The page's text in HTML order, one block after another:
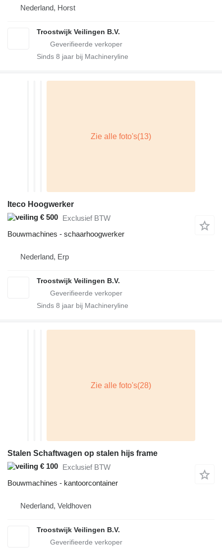
Nederland, Horst
Troostwijk Veilingen B.V.
Sinds 8 jaar bij Machineryline
Iteco Hoogwerker
€ 500 Exclusief BTW
Bouwmachines - schaarhoogwerker
Nederland, Erp
Troostwijk Veilingen B.V.
Sinds 8 jaar bij Machineryline
Stalen Schaftwagen op stalen hijs frame
€ 100 Exclusief BTW
Bouwmachines - kantoorcontainer
Nederland, Veldhoven
Troostwijk Veilingen B.V.